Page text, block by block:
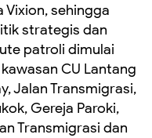
Vixion, sehingga
strategis dan
patroli dimulai
CU Lantang
Jalan Transmigrasi,
Gereja Paroki,
Transmigrasi dan